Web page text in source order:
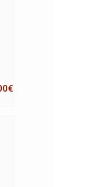
€